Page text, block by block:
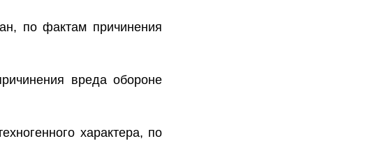
по фактам причинения
вреда обороне
характера, по